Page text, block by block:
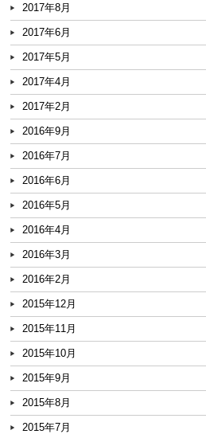
2017年8月
2017年6月
2017年5月
2017年4月
2017年2月
2016年9月
2016年7月
2016年6月
2016年5月
2016年4月
2016年3月
2016年2月
2015年12月
2015年11月
2015年10月
2015年9月
2015年8月
2015年7月